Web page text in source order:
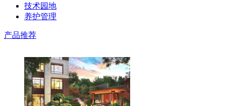
技术园地
养护管理
产品推荐